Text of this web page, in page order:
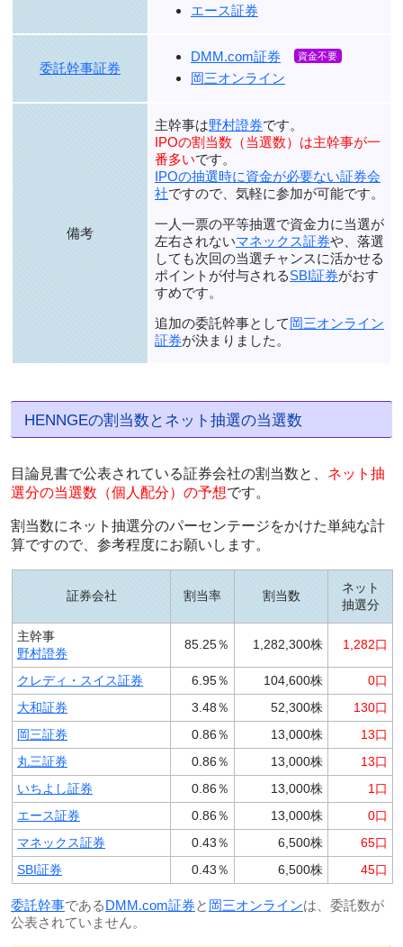
エース証券
委託幹事証券
DMM.com証券
岡三オンライン
備考
主幹事は野村證券です。
IPOの割当数（当選数）は主幹事が一
番多いです。
IPOの抽選時に資金が必要ない証券会
社ですので、気軽に参加が可能です。
一人一票の平等抽選で資金力に当選が
左右されないマネックス証券や、落選
しても次回の当選チャンスに活かせる
ポイントが付与されるSBI証券がおす
すめです。
追加の委託幹事として岡三オンライン
証券が決まりました。
HENNGEの割当数とネット抽選の当選数
目論見書で公表されている証券会社の割当数と、 ネット抽
選分の当選数（個人配分）の予想です。
割当数にネット抽選分のパーセンテージをかけた単純な計
算ですので、参考程度にお願いします。
証券会社 割当率 割当数
ネット
抽選分
主幹事
野村證券
85.25％ 1,282,300株 1,282口
クレディ・スイス証券 6.95％ 104,600株
0口
大和証券
3.48％ 52,300株
130口
岡三証券
0.86％ 13,000株
13口
丸三証券
0.86％ 13,000株
13口
いちよし証券
0.86％ 13,000株
1口
エース証券
0.86％ 13,000株
0口
マネックス証券
0.43％ 6,500株
65口
SBI証券
0.43％ 6,500株 45口
委託幹事であるDMM.com証券と 岡三オンラインは、委託数が
公表されていません。